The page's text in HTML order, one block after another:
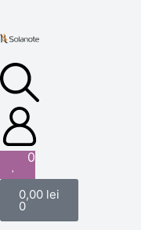
0
0,00 lei
0